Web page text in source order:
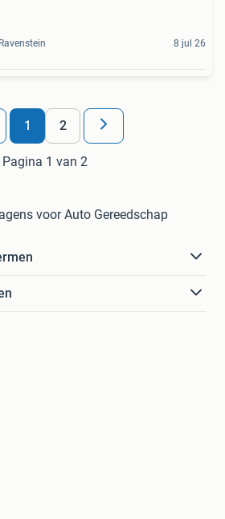
Ravenstein 8 jul 26
1 2
Pagina 1 van 2
voor Auto Gereedschap